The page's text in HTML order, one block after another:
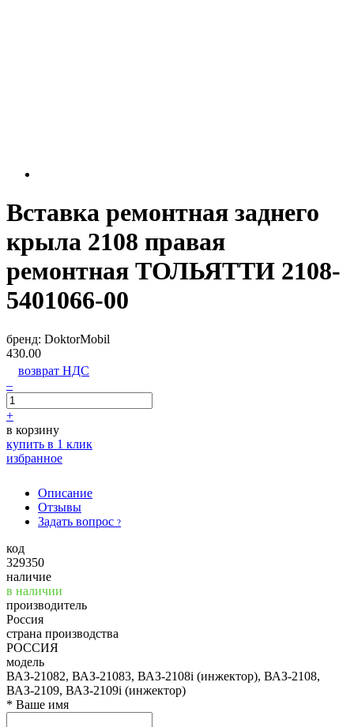
Вставка ремонтная заднего
крыла 2108 правая
ремонтная ТОЛЬЯТТИ 2108-
5401066-00
бренд: DoktorMobil
430.00
возврат НДС
–
+
в корзину
купить в 1 клик
избранное
Описание
Отзывы
Задать вопрос ?
код
329350
наличие
в наличии
производитель
Россия
страна производства
РОССИЯ
модель
ВАЗ-21082, ВАЗ-21083, ВАЗ-2108i (инжектор), ВАЗ-2108,
ВАЗ-2109, ВАЗ-2109i (инжектор)
* Ваше имя